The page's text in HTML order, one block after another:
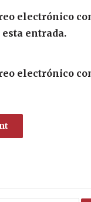
electrónico
entrada.
electrónico